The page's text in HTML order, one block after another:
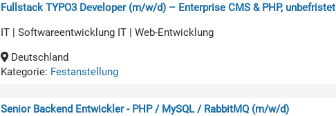
Fullstack TYPO3 Developer (m/w/d) – Enterprise CMS & PHP, unbefristet
IT | Softwareentwicklung IT | Web-Entwicklung
Deutschland
Kategorie: Festanstellung
Senior Backend Entwickler - PHP / MySQL / RabbitMQ (m/w/d)